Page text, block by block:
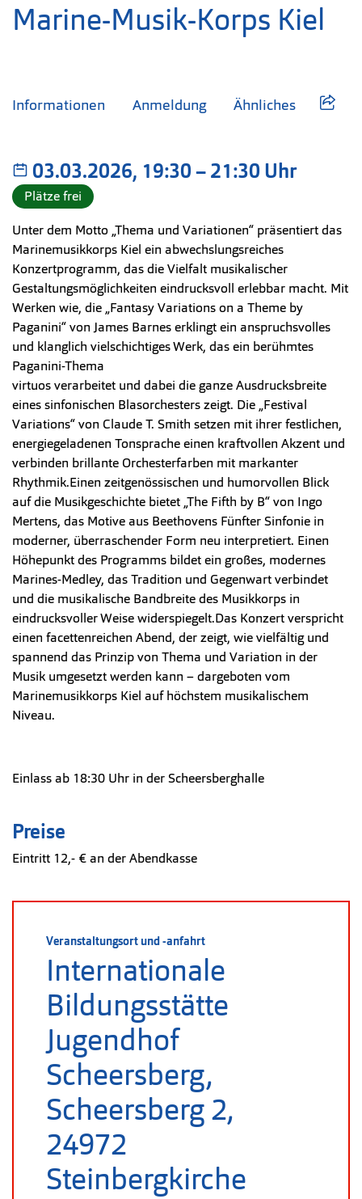
Marine-Musik-Korps Kiel
Informationen Anmeldung Ähnliches
03.03.2026, 19:30–bis
21:30 Uhr
Plätze frei
Unter dem Motto „Thema und Variationen“ präsentiert das
Marinemusikkorps Kiel ein abwechslungsreiches
Konzertprogramm, das die Vielfalt musikalischer
Gestaltungsmöglichkeiten eindrucksvoll erlebbar macht. Mit
Werken wie, die „Fantasy Variations on a Theme by
Paganini“ von James Barnes erklingt ein anspruchsvolles
und klanglich vielschichtiges Werk, das ein berühmtes
Paganini-Thema
virtuos verarbeitet und dabei die ganze Ausdrucksbreite
eines sinfonischen Blasorchesters zeigt. Die „Festival
Variations“ von Claude T. Smith setzen mit ihrer festlichen,
energiegeladenen Tonsprache einen kraftvollen Akzent und
verbinden brillante Orchesterfarben mit markanter
Rhythmik.Einen zeitgenössischen und humorvollen Blick
auf die Musikgeschichte bietet „The Fifth by B“ von Ingo
Mertens, das Motive aus Beethovens Fünfter Sinfonie in
moderner, überraschender Form neu interpretiert. Einen
Höhepunkt des Programms bildet ein großes, modernes
Marines-Medley, das Tradition und Gegenwart verbindet
und die musikalische Bandbreite des Musikkorps in
eindrucksvoller Weise widerspiegelt.Das Konzert verspricht
einen facettenreichen Abend, der zeigt, wie vielfältig und
spannend das Prinzip von Thema und Variation in der
Musik umgesetzt werden kann – dargeboten vom
Marinemusikkorps Kiel auf höchstem musikalischem
Niveau.
Einlass ab 18:30 Uhr in der Scheersberghalle
Preise
Eintritt 12,- € an der Abendkasse
Veranstaltungsort und -anfahrt
Internationale
Bildungsstätte
Jugendhof
Scheersberg,
Scheersberg 2,
24972
Steinbergkirche